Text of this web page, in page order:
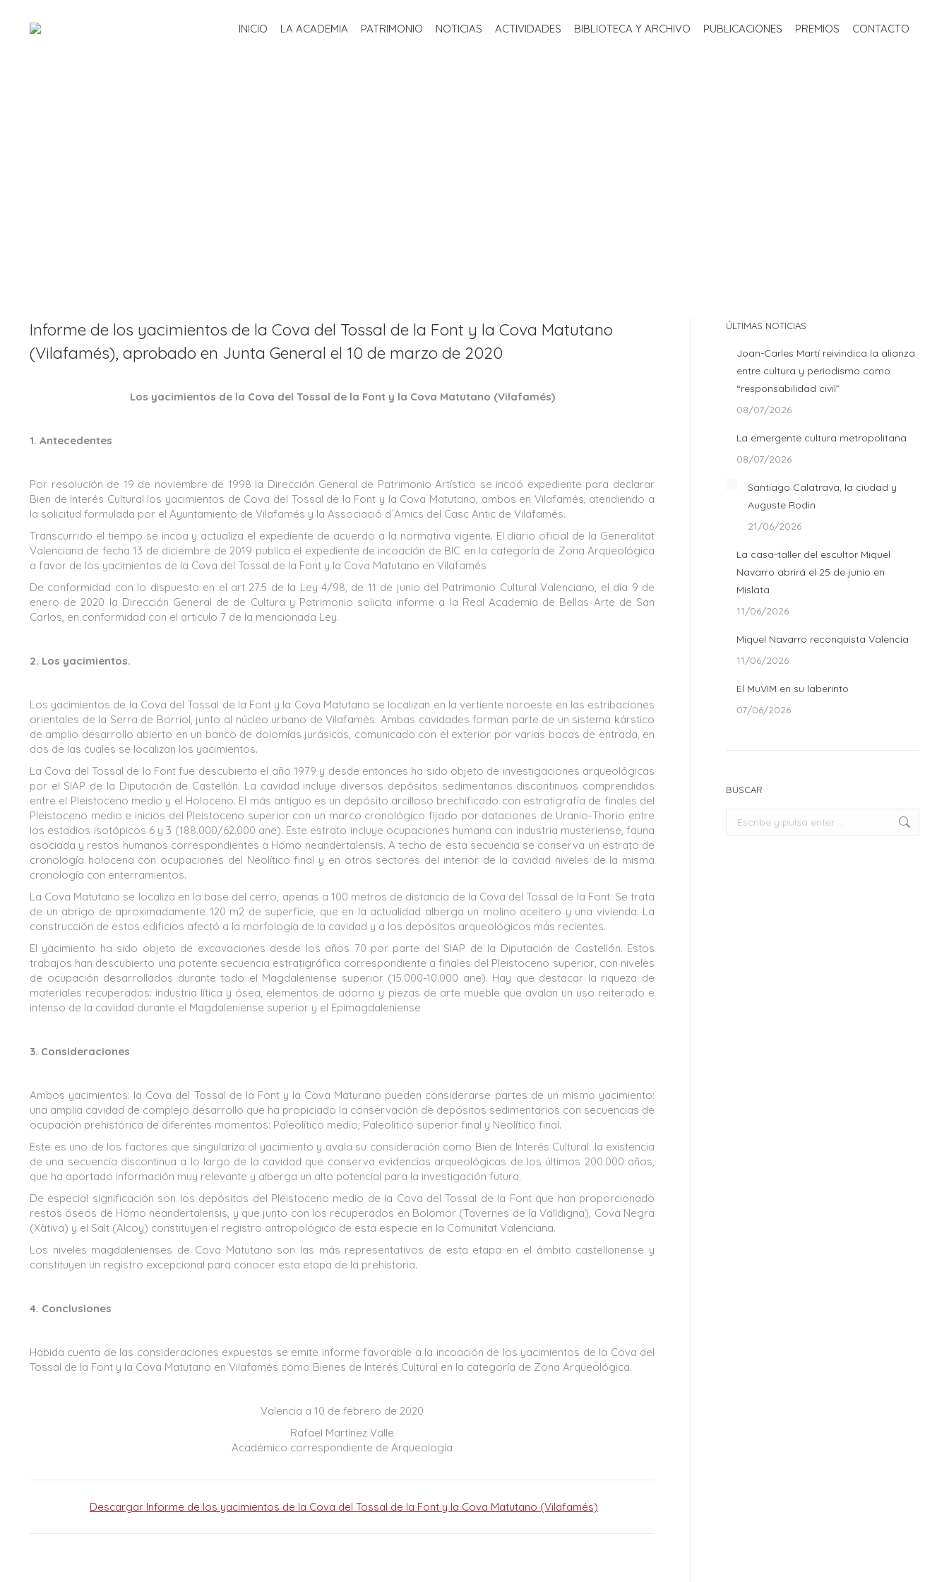
INICIO LA ACADEMIA PATRIMONIO NOTICIAS ACTIVIDADES BIBLIOTECA Y ARCHIVO PUBLICACIONES PREMIOS CONTACTO
Informe de los yacimientos de la Cova del Tossal de la Font y la Cova Matutano
(Vilafamés), aprobado en Junta General el 10 de marzo de 2020
Los yacimientos de la Cova del Tossal de la Font y la Cova Matutano (Vilafamés)
1. Antecedentes
Por resolución de 19 de noviembre de 1998 la Dirección General de Patrimonio Artístico se incoó expediente para declarar
Bien de Interés Cultural los yacimientos de Cova del Tossal de la Font y la Cova Matutano, ambos en Vilafamés, atendiendo a
la solicitud formulada por el Ayuntamiento de Vilafamés y la Associació d´Amics del Casc Antic de Vilafamés.
Transcurrido el tiempo se incoa y actualiza el expediente de acuerdo a la normativa vigente. El diario oficial de la Generalitat
Valenciana de fecha 13 de diciembre de 2019 publica el expediente de incoación de BIC en la categoría de Zona Arqueológica
a favor de los yacimientos de la Cova del Tossal de la Font y la Cova Matutano en Vilafamés
De conformidad con lo dispuesto en el art 27.5 de la Ley 4/98, de 11 de junio del Patrimonio Cultural Valenciano, el día 9 de
enero de 2020 la Dirección General de de Cultura y Patrimonio solicita informe a la Real Academia de Bellas Arte de San
Carlos, en conformidad con el articulo 7 de la mencionada Ley.
2. Los yacimientos.
Los yacimientos de la Cova del Tossal de la Font y la Cova Matutano se localizan en la vertiente noroeste en las estribaciones
orientales de la Serra de Borriol, junto al núcleo urbano de Vilafamés. Ambas cavidades forman parte de un sistema kárstico
de amplio desarrollo abierto en un banco de dolomías jurásicas, comunicado con el exterior por varias bocas de entrada, en
dos de las cuales se localizan los yacimientos.
La Cova del Tossal de la Font fue descubierta el año 1979 y desde entonces ha sido objeto de investigaciones arqueológicas
por el SIAP de la Diputación de Castellón. La cavidad incluye diversos depósitos sedimentarios discontinuos comprendidos
entre el Pleistoceno medio y el Holoceno. El más antiguo es un depósito arcilloso brechificado con estratigrafía de finales del
Pleistoceno medio e inicios del Pleistoceno superior con un marco cronológico fijado por dataciones de Uranio-Thorio entre
los estadios isotópicos 6 y 3 (188.000/62.000 ane). Este estrato incluye ocupaciones humana con industria musteriense, fauna
asociada y restos humanos correspondientes a Homo neandertalensis. A techo de esta secuencia se conserva un estrato de
cronología holocena con ocupaciones del Neolítico final y en otros sectores del interior de la cavidad niveles de la misma
cronología con enterramientos.
La Cova Matutano se localiza en la base del cerro, apenas a 100 metros de distancia de la Cova del Tossal de la Font. Se trata
de un abrigo de aproximadamente 120 m2 de superficie, que en la actualidad alberga un molino aceitero y una vivienda. La
construcción de estos edificios afectó a la morfología de la cavidad y a los depósitos arqueológicos más recientes.
El yacimiento ha sido objeto de excavaciones desde los años 70 por parte del SIAP de la Diputación de Castellón. Estos
trabajos han descubierto una potente secuencia estratigráfica correspondiente a finales del Pleistoceno superior, con niveles
de ocupación desarrollados durante todo el Magdaleniense superior (15.000-10.000 ane). Hay que destacar la riqueza de
materiales recuperados: industria lítica y ósea, elementos de adorno y piezas de arte mueble que avalan un uso reiterado e
intenso de la cavidad durante el Magdaleniense superior y el Epimagdaleniense
3. Consideraciones
Ambos yacimientos: la Cova del Tossal de la Font y la Cova Maturano pueden considerarse partes de un mismo yacimiento:
una amplia cavidad de complejo desarrollo que ha propiciado la conservación de depósitos sedimentarios con secuencias de
ocupación prehistórica de diferentes momentos: Paleolítico medio, Paleolítico superior final y Neolítico final.
Este es uno de los factores que singulariza al yacimiento y avala su consideración como Bien de Interés Cultural: la existencia
de una secuencia discontinua a lo largo de la cavidad que conserva evidencias arqueológicas de los últimos 200.000 años,
que ha aportado información muy relevante y alberga un alto potencial para la investigación futura.
De especial significación son los depósitos del Pleistoceno medio de la Cova del Tossal de la Font que han proporcionado
restos óseos de Homo neandertalensis, y que junto con los recuperados en Bolomor (Tavernes de la Valldigna), Cova Negra
(Xàtiva) y el Salt (Alcoy) constituyen el registro antropológico de esta especie en la Comunitat Valenciana.
Los niveles magdalenienses de Cova Matutano son las más representativos de esta etapa en el ámbito castellonense y
constituyen un registro excepcional para conocer esta etapa de la prehistoria.
4. Conclusiones
Habida cuenta de las consideraciones expuestas se emite informe favorable a la incoación de los yacimientos de la Cova del
Tossal de la Font y la Cova Matutano en Vilafamés como Bienes de Interés Cultural en la categoría de Zona Arqueológica.
Valencia a 10 de febrero de 2020
Rafael Martínez Valle
Académico correspondiente de Arqueología
Descargar Informe de los yacimientos de la Cova del Tossal de la Font y la Cova Matutano (Vilafamés)
ÚLTIMAS NOTICIAS
Joan-Carles Martí reivindica la alianza
entre cultura y periodismo como
“responsabilidad civil”
08/07/2026
La emergente cultura metropolitana
08/07/2026
Santiago Calatrava, la ciudad y
Auguste Rodin
21/06/2026
La casa-taller del escultor Miquel
Navarro abrirá el 25 de junio en
Mislata
11/06/2026
Miquel Navarro reconquista Valencia
11/06/2026
El MuVIM en su laberinto
07/06/2026
BUSCAR
Buscar:
INICIO LA ACADEMIA PATRIMONIO NOTICIAS ACTIVIDADES BIBLIOTECA Y ARCHIVO PUBLICACIONES PREMIOS